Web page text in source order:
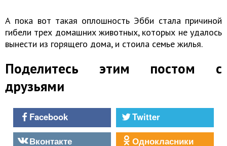
А пока вот такая оплошность Эбби стала причиной
гибели трех домашних животных, которых не удалось
вынести из горящего дома, и стоила семье жилья.
Поделитесь этим постом с
друзьями
Facebook
Twitter
Вконтакте
Однокласники